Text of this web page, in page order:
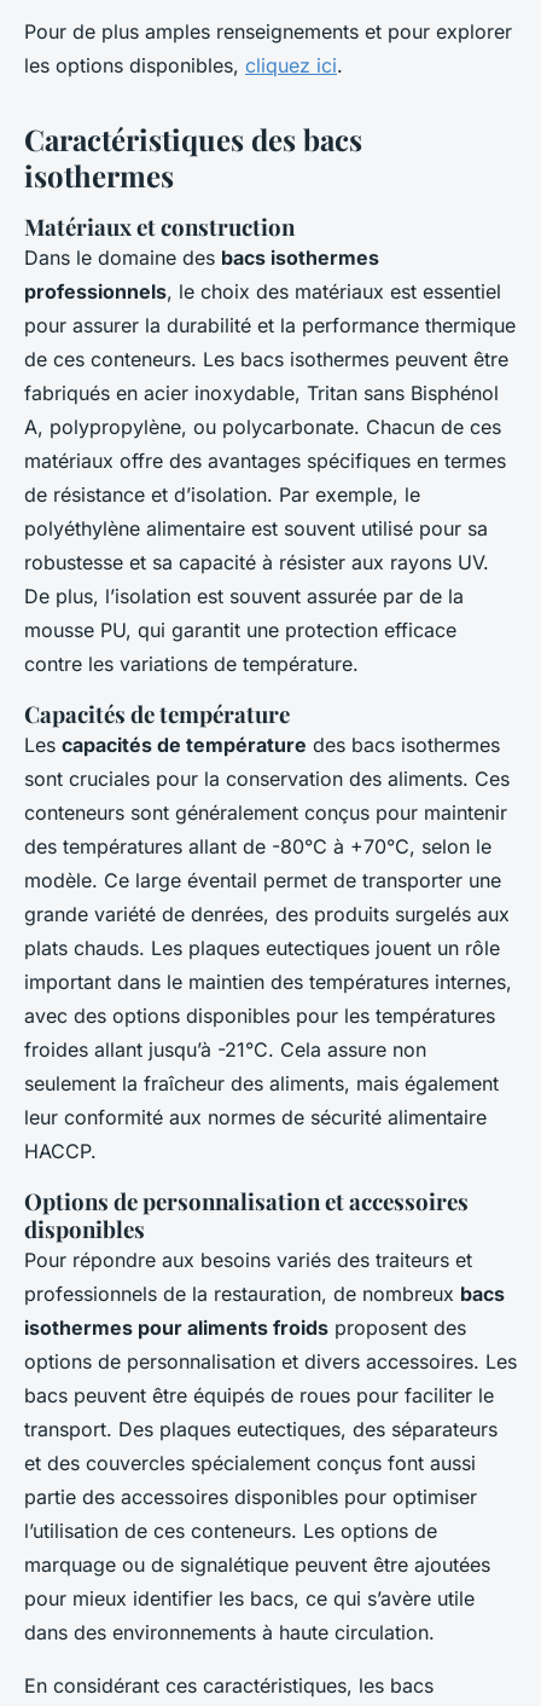
Pour de plus amples renseignements et pour explorer
les options disponibles, cliquez ici.
Caractéristiques des bacs
isothermes
Matériaux et construction
Dans le domaine des bacs isothermes
professionnels, le choix des matériaux est essentiel
pour assurer la durabilité et la performance thermique
de ces conteneurs. Les bacs isothermes peuvent être
fabriqués en acier inoxydable, Tritan sans Bisphénol
A, polypropylène, ou polycarbonate. Chacun de ces
matériaux offre des avantages spécifiques en termes
de résistance et d’isolation. Par exemple, le
polyéthylène alimentaire est souvent utilisé pour sa
robustesse et sa capacité à résister aux rayons UV.
De plus, l’isolation est souvent assurée par de la
mousse PU, qui garantit une protection efficace
contre les variations de température.
Capacités de température
Les capacités de température des bacs isothermes
sont cruciales pour la conservation des aliments. Ces
conteneurs sont généralement conçus pour maintenir
des températures allant de -80°C à +70°C, selon le
modèle. Ce large éventail permet de transporter une
grande variété de denrées, des produits surgelés aux
plats chauds. Les plaques eutectiques jouent un rôle
important dans le maintien des températures internes,
avec des options disponibles pour les températures
froides allant jusqu’à -21°C. Cela assure non
seulement la fraîcheur des aliments, mais également
leur conformité aux normes de sécurité alimentaire
HACCP.
Options de personnalisation et accessoires
disponibles
Pour répondre aux besoins variés des traiteurs et
professionnels de la restauration, de nombreux bacs
isothermes pour aliments froids proposent des
options de personnalisation et divers accessoires. Les
bacs peuvent être équipés de roues pour faciliter le
transport. Des plaques eutectiques, des séparateurs
et des couvercles spécialement conçus font aussi
partie des accessoires disponibles pour optimiser
l’utilisation de ces conteneurs. Les options de
marquage ou de signalétique peuvent être ajoutées
pour mieux identifier les bacs, ce qui s’avère utile
dans des environnements à haute circulation.
En considérant ces caractéristiques, les bacs